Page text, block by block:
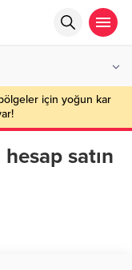
için yoğun kar
satın